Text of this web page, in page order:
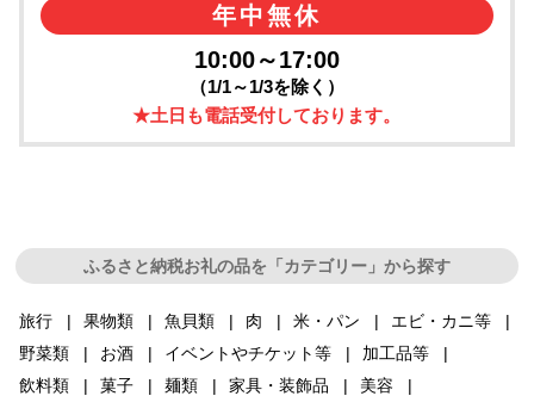
年中無休
10:00～17:00
（1/1～1/3を除く）
★土日も電話受付しております。
ふるさと納税お礼の品を「カテゴリー」から探す
旅行 果物類 魚貝類 肉 米・パン
エビ・カニ等
野菜類
お酒 イベントやチケット等
加工品等
飲料類
菓子 麺類 家具・装飾品
美容